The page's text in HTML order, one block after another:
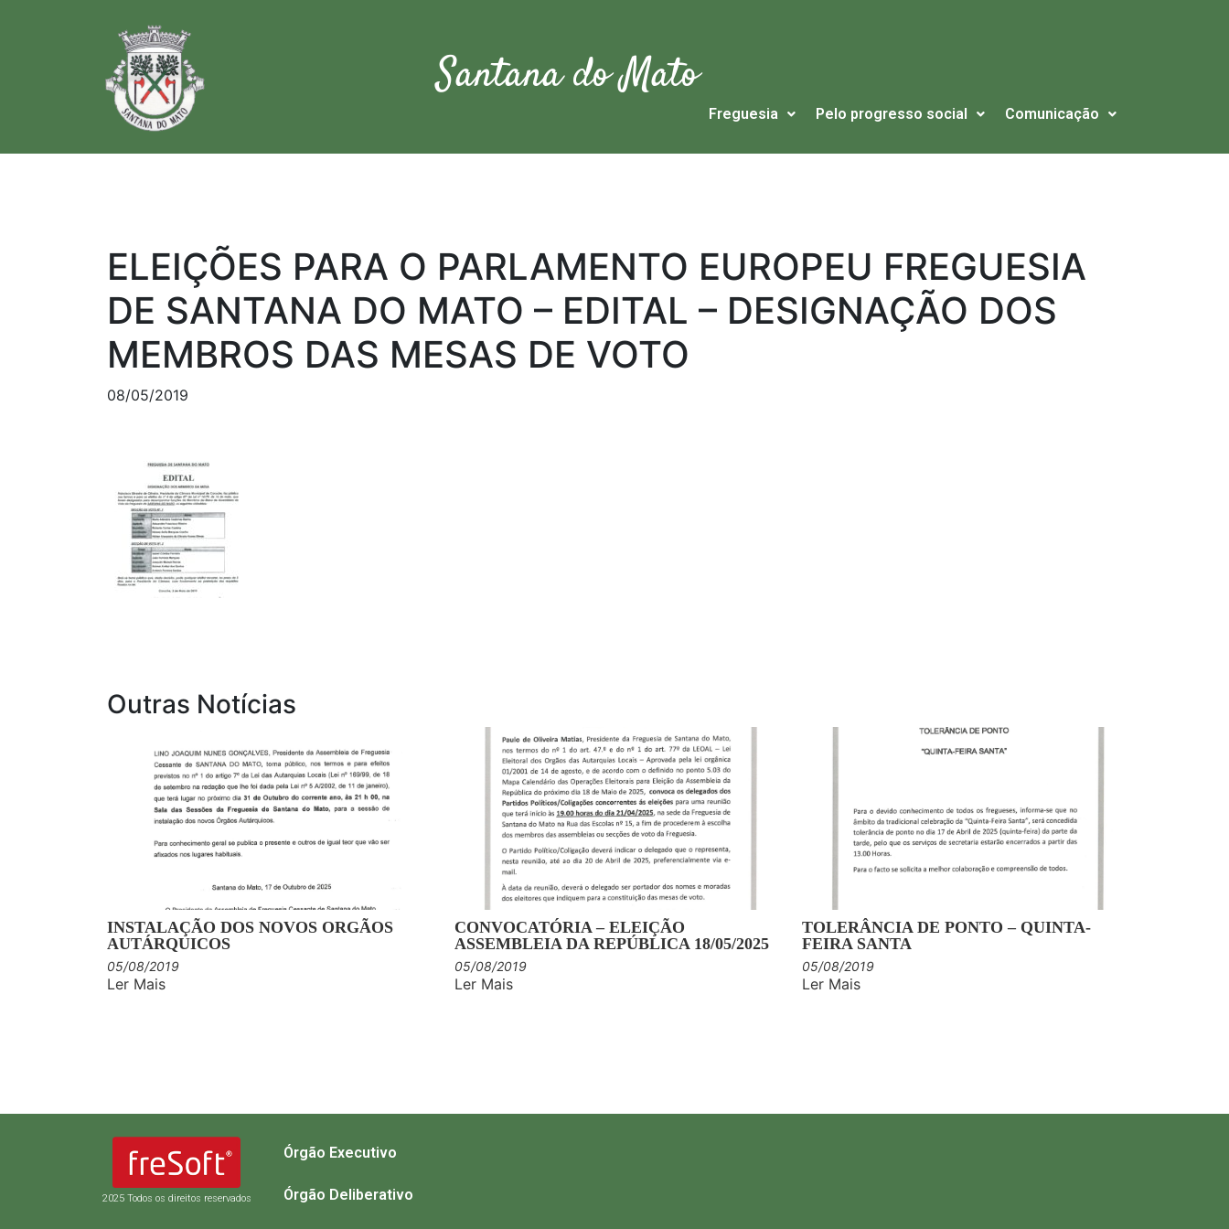
Freguesia Pelo progresso social Comunicação
Santana do Mato
ELEIÇÕES PARA O PARLAMENTO EUROPEU FREGUESIA
DE SANTANA DO MATO – EDITAL – DESIGNAÇÃO DOS
MEMBROS DAS MESAS DE VOTO
08/05/2019
Outras Notícias
INSTALAÇÃO DOS NOVOS ORGÃOS
AUTÁRQUICOS
05/08/2019
Ler Mais
CONVOCATÓRIA – ELEIÇÃO
ASSEMBLEIA DA REPÚBLICA 18/05/2025
05/08/2019
Ler Mais
TOLERÂNCIA DE PONTO – QUINTA-
FEIRA SANTA
05/08/2019
Ler Mais
2025 Todos os direitos reservados
Órgão Executivo
Órgão Deliberativo